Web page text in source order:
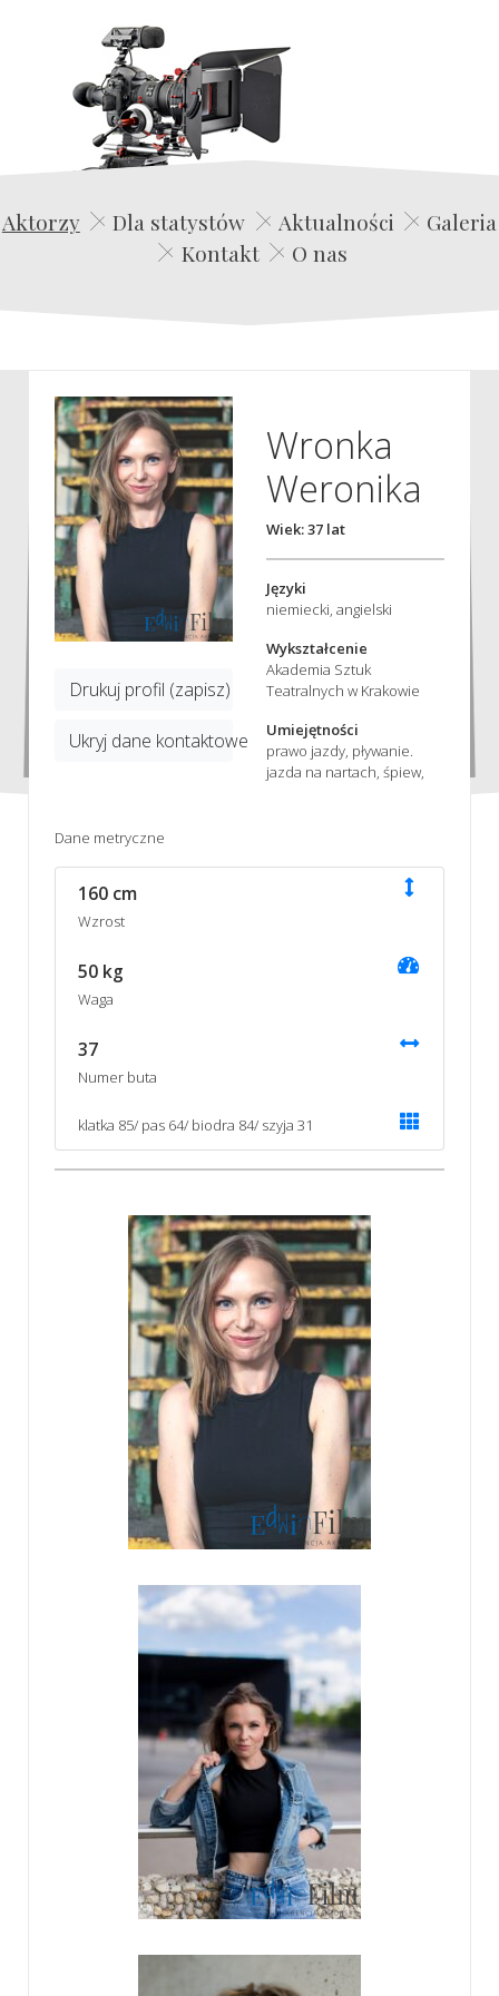
Edwin Film Agencja Aktorska
Aktorzy Dla statystów Aktualności
Galeria
Kontakt
O nas
Drukuj profil (zapisz)
Ukryj dane kontaktowe
Wronka
Weronika
Wiek: 37 lat
Języki
niemiecki, angielski
Wykształcenie
Akademia Sztuk
Teatralnych w Krakowie
Umiejętności
prawo jazdy, pływanie.
jazda na nartach, śpiew,
Dane metryczne
160 cm
Wzrost
50 kg
Waga
37
Numer buta
klatka 85/ pas 64/ biodra 84/ szyja 31